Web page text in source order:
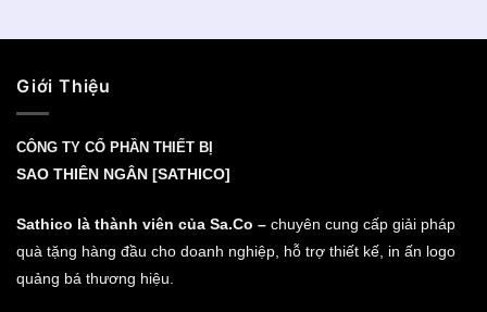
Giới Thiệu
CÔNG TY CỔ PHẦN THIẾT BỊ
SAO THIÊN NGÂN [SATHICO]
Sathico là thành viên của Sa.Co – chuyên cung cấp giải pháp
quà tặng hàng đầu cho doanh nghiệp, hỗ trợ thiết kế, in ấn logo
quảng bá thương hiệu.